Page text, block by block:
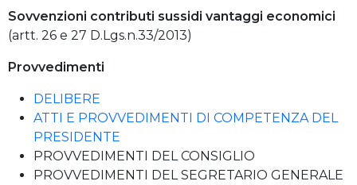
Sovvenzioni contributi sussidi vantaggi economici
(artt. 26 e 27 D.Lgs.n.33/2013)
Provvedimenti
DELIBERE
ATTI E PROVVEDIMENTI DI COMPETENZA DEL
PRESIDENTE
PROVVEDIMENTI DEL CONSIGLIO
PROVVEDIMENTI DEL SEGRETARIO GENERALE